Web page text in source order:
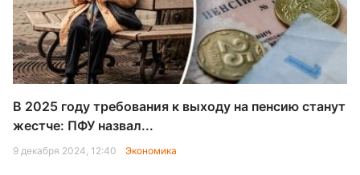
В 2025 году требования к выходу на пенсию станут
жестче: ПФУ назвал...
9 декабря 2024, 12:40 Экономика